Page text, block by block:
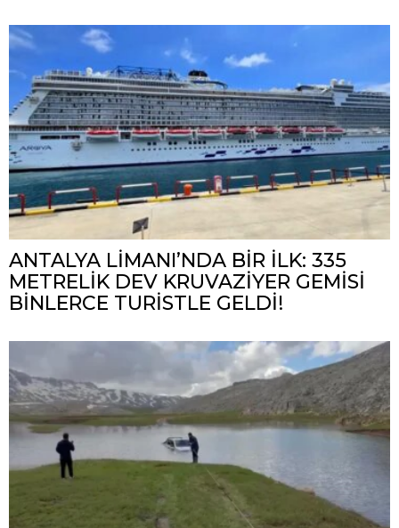
ANTALYA LİMANI’NDA BİR İLK: 335
METRELİK DEV KRUVAZİYER GEMİSİ
BİNLERCE TURİSTLE GELDİ!